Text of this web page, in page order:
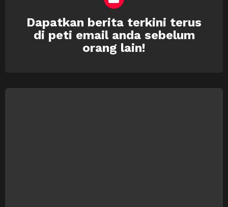
NEWSLETTER
Dapatkan berita terkini terus
di peti email anda sebelum
orang lain!